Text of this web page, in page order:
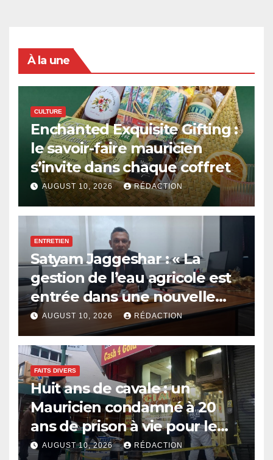
À la une
CULTURE
Enchanted Exquisite Gifting :
le savoir-faire mauricien
s’invite dans chaque coffret
AUGUST 10, 2026 RÉDACTION
ENTRETIEN
Satyam Jaggeshar : « La
gestion de l’eau agricole est
entrée dans une nouvelle
ère où chaque goutte
compte »
AUGUST 10, 2026 RÉDACTION
FAITS DIVERS
Huit ans de cavale : un
Mauricien condamné à 20
ans de prison à vie pour le
meurtre de son patron à
AUGUST 10, 2026 RÉDACTION